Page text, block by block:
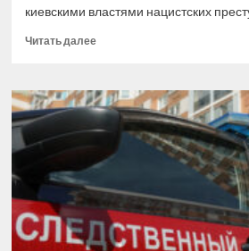
киевскими властями нацистских
Читать далееПрочитать
Туск
заявил
об
ожидании
первого
от
Киева
после
скандала